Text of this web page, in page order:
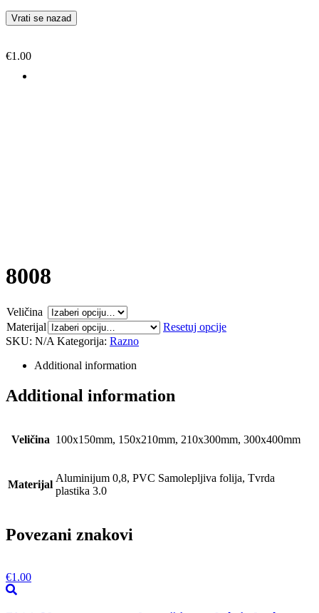
Vrati se nazad
€1.00
8008
Veličina
Materijal
Resetuj opcije
SKU: N/A Kategorija: Razno
Additional information
Additional information
Veličina 100x150mm, 150x210mm, 210x300mm, 300x400mm
Materijal
Aluminijum 0,8, PVC Samolepljiva folija, Tvrda
plastika 3.0
Povezani znakovi
€1.00